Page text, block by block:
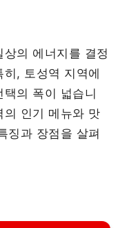
의 에너지를 결정
, 토성역 지역에
의 폭이 넓습니
의 인기 메뉴와 맛
징과 장점을 살펴